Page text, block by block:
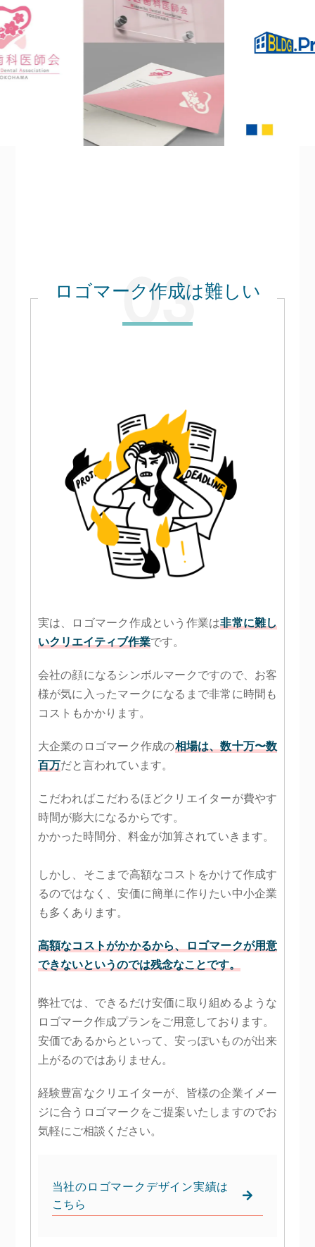
ロゴマーク作成は難しい
実は、ロゴマーク作成という作業は非常に難し
いクリエイティブ作業です。
会社の顔になるシンボルマークですので、お客
様が気に入ったマークになるまで非常に時間も
コストもかかります。
大企業のロゴマーク作成の相場は、数十万〜数
百万だと言われています。
こだわればこだわるほどクリエイターが費やす
時間が膨大になるからです。
かかった時間分、料金が加算されていきます。
しかし、そこまで高額なコストをかけて作成す
るのではなく、安価に簡単に作りたい中小企業
も多くあります。
高額なコストがかかるから、ロゴマークが用意
できないというのでは残念なことです。
弊社では、できるだけ安価に取り組めるような
ロゴマーク作成プランをご用意しております。
安価であるからといって、安っぽいものが出来
上がるのではありません。
経験豊富なクリエイターが、皆様の企業イメー
ジに合うロゴマークをご提案いたしますのでお
気軽にご相談ください。
当社のロゴマークデザイン実績は
こちら